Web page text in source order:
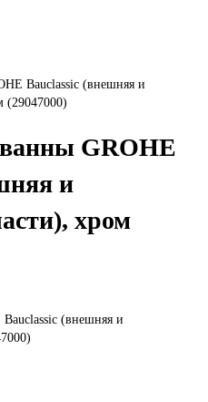
Bauclassic (внешняя и
(29047000)
GROHE
и
хром